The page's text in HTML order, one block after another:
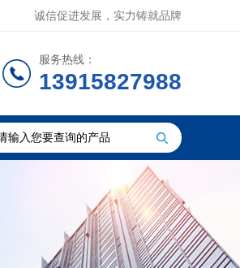
诚信促进发展，实力铸就品牌
服务热线：
13915827988